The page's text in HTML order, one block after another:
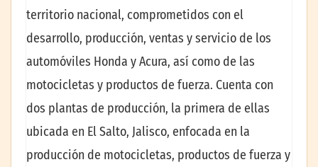
territorio nacional, comprometidos con el
desarrollo, producción, ventas y servicio de los
automóviles Honda y Acura, así como de las
motocicletas y productos de fuerza. Cuenta con
dos plantas de producción, la primera de ellas
ubicada en El Salto, Jalisco, enfocada en la
producción de motocicletas, productos de fuerza y